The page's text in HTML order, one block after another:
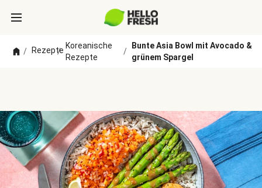
/ Rezepte
/
Koreanische
Rezepte
/
Bunte Asia Bowl mit Avocado &
grünem Spargel